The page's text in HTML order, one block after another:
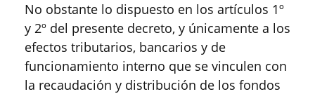
No obstante lo dispuesto en los artículos 1º
y 2º del presente decreto, y únicamente a los
efectos tributarios, bancarios y de
funcionamiento interno que se vinculen con
la recaudación y distribución de los fondos